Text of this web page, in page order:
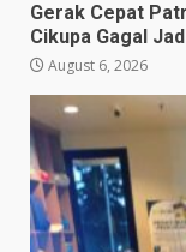
Gerak Cepat
Cikupa Gagal
August 6, 2026